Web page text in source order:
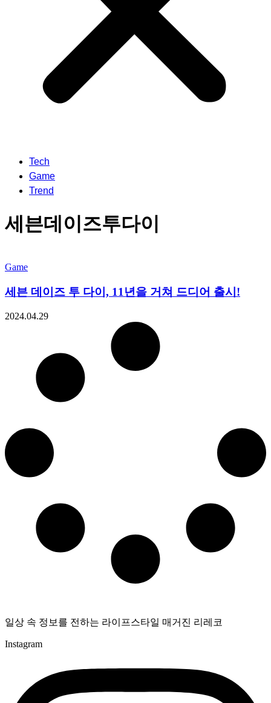
Tech
Game
Trend
세븐데이즈투다이
Game
세븐 데이즈 투 다이, 11년을 거쳐 드디어 출시!
2024.04.29
일상 속 정보를 전하는 라이프스타일 매거진 리레코
Instagram